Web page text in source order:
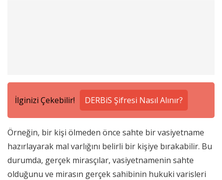
İlginizi Çekebilir! DERBiS Şifresi Nasıl Alınır?
Örneğin, bir kişi ölmeden önce sahte bir vasiyetname
hazırlayarak mal varlığını belirli bir kişiye bırakabilir. Bu
durumda, gerçek mirasçılar, vasiyetnamenin sahte
olduğunu ve mirasın gerçek sahibinin hukuki varisleri